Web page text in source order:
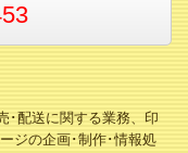
･配送に関する業務、印
ジの企画･制作･情報処